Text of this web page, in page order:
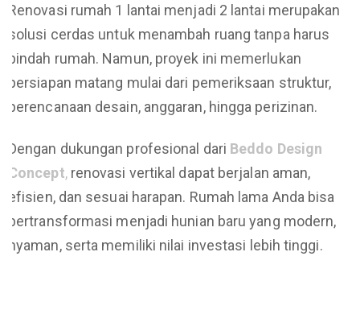
Renovasi rumah 1 lantai menjadi 2 lantai merupakan
solusi cerdas untuk menambah ruang tanpa harus
pindah rumah. Namun, proyek ini memerlukan
persiapan matang mulai dari pemeriksaan struktur,
perencanaan desain, anggaran, hingga perizinan.
Dengan dukungan profesional dari Beddo Design
Concept,renovasi vertikal dapat berjalan aman,
efisien, dan sesuai harapan. Rumah lama Anda bisa
bertransformasi menjadi hunian baru yang modern,
nyaman, serta memiliki nilai investasi lebih tinggi.